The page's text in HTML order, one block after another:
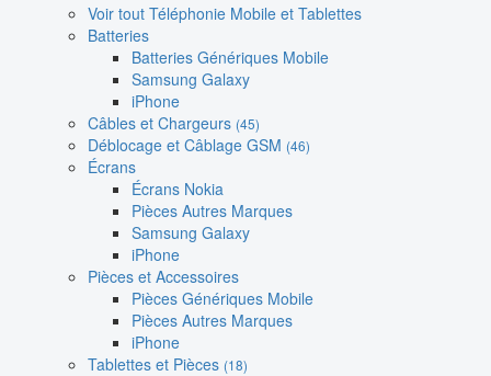
Voir tout Téléphonie Mobile et Tablettes
Batteries
Batteries Génériques Mobile
Samsung Galaxy
iPhone
Câbles et Chargeurs (45)
Déblocage et Câblage GSM (46)
Écrans
Écrans Nokia
Pièces Autres Marques
Samsung Galaxy
iPhone
Pièces et Accessoires
Pièces Génériques Mobile
Pièces Autres Marques
iPhone
Tablettes et Pièces (18)